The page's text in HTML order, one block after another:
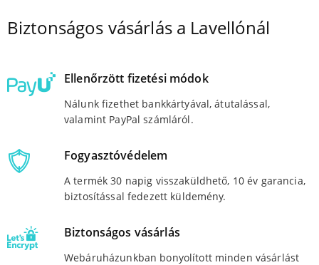
Biztonságos vásárlás a Lavellónál
Ellenőrzött fizetési módok
Nálunk fizethet bankkártyával, átutalással,
valamint PayPal számláról.
Fogyasztóvédelem
A termék 30 napig visszaküldhető, 10 év garancia,
biztosítással fedezett küldemény.
Biztonságos vásárlás
Webáruházunkban bonyolított minden vásárlást